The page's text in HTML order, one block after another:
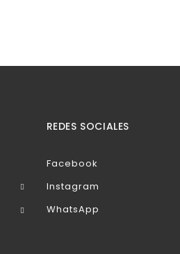
REDES SOCIALES
Facebook
Instagram
WhatsApp